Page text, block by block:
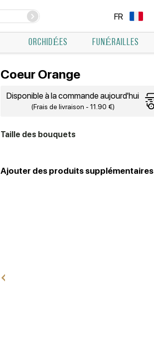
FR
ORCHIDÉES FUNÉRAILLES
Coeur Orange
Disponible à la commande aujourd'hui
(Frais de livraison - 11.90 €)
Taille des bouquets
Ajouter des produits supplémentaires